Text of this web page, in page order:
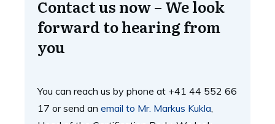
Contact us now – We look
forward to hearing from
you
You can reach us by phone at +41 44 552 66